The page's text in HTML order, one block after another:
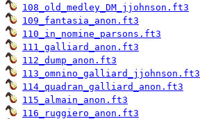
108_old_medley_DM_jjohnson.ft3
109_fantasia_anon.ft3
110_in_nomine_parsons.ft3
111_galliard_anon.ft3
112_dump_anon.ft3
113_omnino_galliard_jjohnson.ft3
114_quadran_galliard_anon.ft3
115_almain_anon.ft3
116_ruggiero_anon.ft3